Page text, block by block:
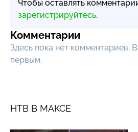
Чтобы оставлять
зарегистрируйтесь.
Комментарии
Здесь пока нет комментариев,
первым.
НТВ В МАКСЕ